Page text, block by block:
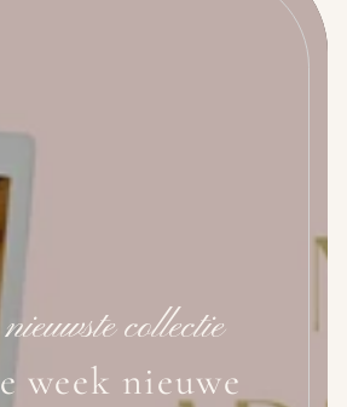
collectie
week nieuwe